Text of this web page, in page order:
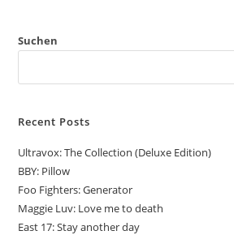
Suchen
Recent Posts
Ultravox: The Collection (Deluxe Edition)
BBY: Pillow
Foo Fighters: Generator
Maggie Luv: Love me to death
East 17: Stay another day